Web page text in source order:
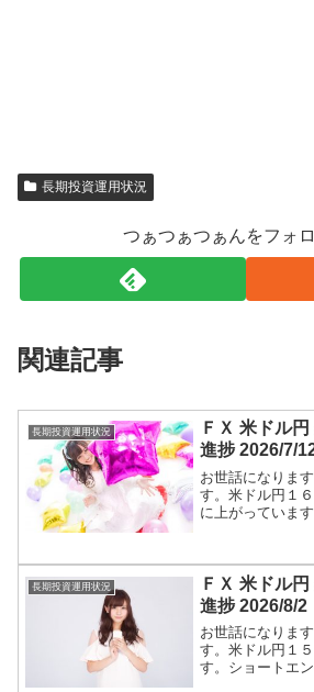
長期投資運用状況
つぁつぁつぁんをフォ
関連記事
長期投資運用状況
ＦＸ 米ドル
進捗 2026/7/
お世話になりま
す。米ドル円１
に上がっていま
す。米ドル円シ
今後のつぁつぁ
円】に全て書い
長期投資運用状況
ＦＸ 米ドル
進捗 2026/8/2
お世話になりま
す。米ドル円１
す。ショートエ